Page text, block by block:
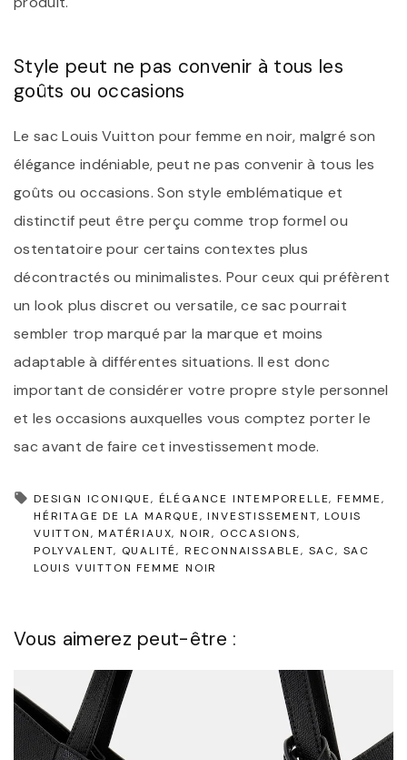
Style peut ne pas convenir à tous les
goûts ou occasions
Le sac Louis Vuitton pour femme en noir, malgré son
élégance indéniable, peut ne pas convenir à tous les
goûts ou occasions. Son style emblématique et
distinctif peut être perçu comme trop formel ou
ostentatoire pour certains contextes plus
décontractés ou minimalistes. Pour ceux qui préfèrent
un look plus discret ou versatile, ce sac pourrait
sembler trop marqué par la marque et moins
adaptable à différentes situations. Il est donc
important de considérer votre propre style personnel
et les occasions auxquelles vous comptez porter le
sac avant de faire cet investissement mode.
DESIGN ICONIQUE ÉLÉGANCE INTEMPORELLE FEMME
HÉRITAGE DE LA MARQUE
INVESTISSEMENT LOUIS
VUITTON
MATÉRIAUX NOIR
OCCASIONS
POLYVALENT
QUALITÉ RECONNAISSABLE SAC SAC
LOUIS VUITTON FEMME NOIR
Vous aimerez peut-être :